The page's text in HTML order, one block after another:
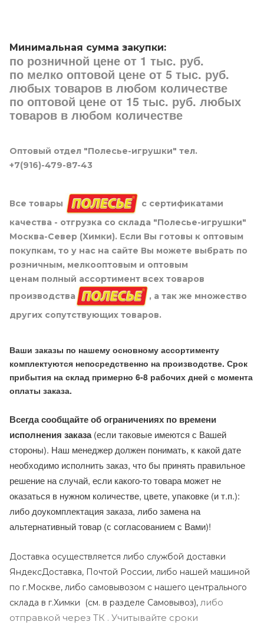
Минимальная сумма закупки:
по розничной цене от 1 тыс. руб.
по мелко оптовой цене от 5 тыс. руб.
любых товаров в любом количестве
по оптовой цене от 15 тыс. руб. любых
товаров в любом количестве
Оптовый отдел "Полесье-игрушки" тел.
+7(916)-479-87-43
Все товары
с сертификатами
качества - отгрузка со склада "Полесье-игрушки"
Москва-Север (Химки). Если Вы готовы к оптовым
покупкам, то у нас на сайте Вы можете выбрать по
розничным, мелкооптовым и оптовым
ценам полный ассортимент всех товаров
производства
, а так же множество
других сопутствующих товаров.
Ваши заказы по нашему основному ассортименту
комплектуются непосредственно на производстве. Срок
прибытия на склад примерно 6-8 рабочих дней с момента
оплаты заказа.
Всегда сообщайте об ограничениях по времени
исполнения заказа(если таковые имеются с Вашей
стороны). Наш менеджер должен понимать, к какой дате
необходимо исполнить заказ, что бы принять правильное
решение на случай, если какого-то товара может не
оказаться в нужном количестве, цвете, упаковке (и т.п.):
либо доукомплектация заказа, либо замена на
альтернативный товар (с согласованием с Вами)!
Доставка осуществляется либо службой доставки
ЯндексДоставка, Почтой России, либо нашей машиной
по г.Москве, либо самовывозом с нашего центрального
склада в г.Химки (см. в разделе Самовывоз), либо
отправкой через ТК . Учитывайте сроки